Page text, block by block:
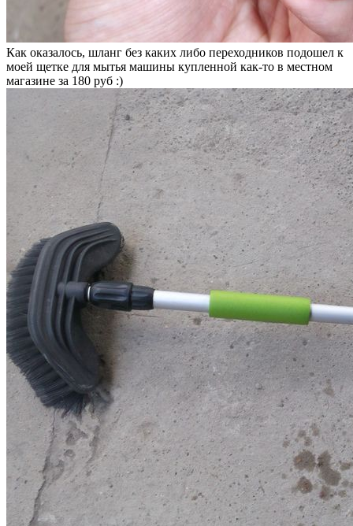
Как оказалось, шланг без каких либо переходников подошел к
моей щетке для мытья машины купленной как-то в местном
магазине за 180 руб :)